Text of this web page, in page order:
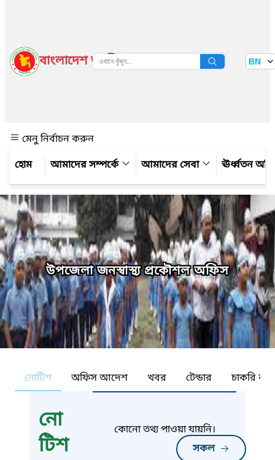
বাংলাদেশ জাতীয় তথ্য বাতায়ন BN
মেনু নির্বাচন করুন
আমাদের সম্পর্কে
আমাদের সেবা ঊর্ধ্বতন
উপজেলা জনস্বাস্থ্য প্রকৌশল অফিস
নোটিশ অফিস আদেশ খবর টেন্ডার চাকরি
নো
টিশ
সকল
কোনো তথ্য পাওয়া যায়নি।